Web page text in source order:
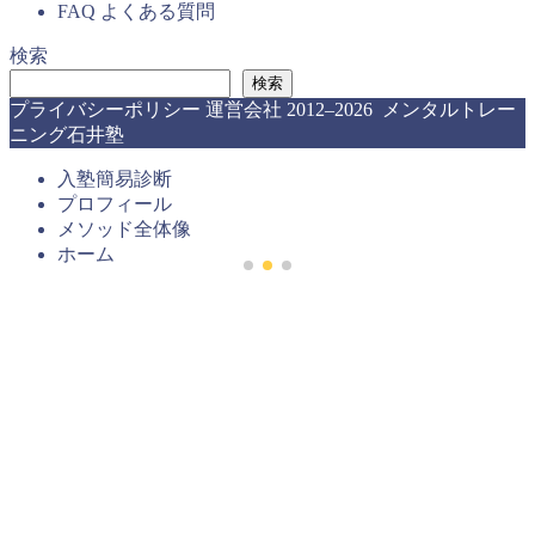
FAQ よくある質問
検索
検索
プライバシーポリシー 運営会社 2012–2026 メンタルトレー
ニング石井塾
入塾簡易診断
プロフィール
メソッド全体像
ホーム